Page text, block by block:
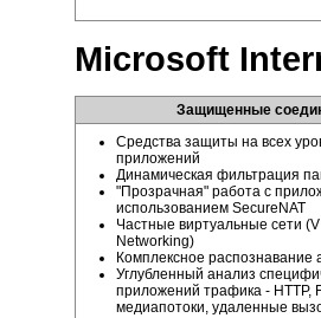
Microsoft
Защищенные
Средства защиты на всех
приложений
Динамическая фильтрация
"Прозрачная" работа с
использованием SecureNAT
Частные виртуальные сети
Networking)
Комплексное распознавание
Углубленный анализ
приложений трафика - HTTP,
медиапотоки, удаленные